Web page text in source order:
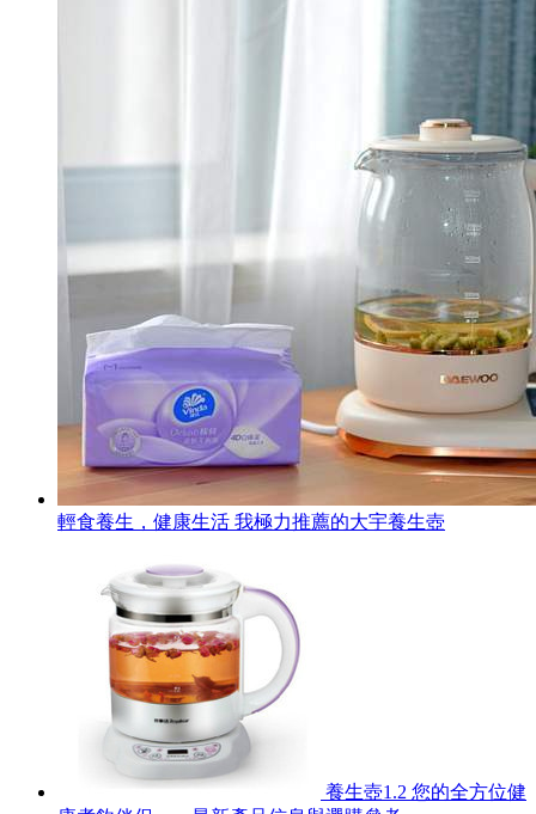
輕食養生，健康生活 我極力推薦的大宇養生壺
養生壺1.2 您的全方位健